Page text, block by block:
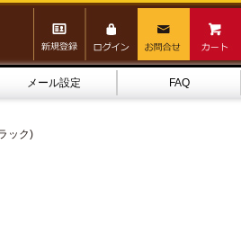
メール設定 FAQ
ック)